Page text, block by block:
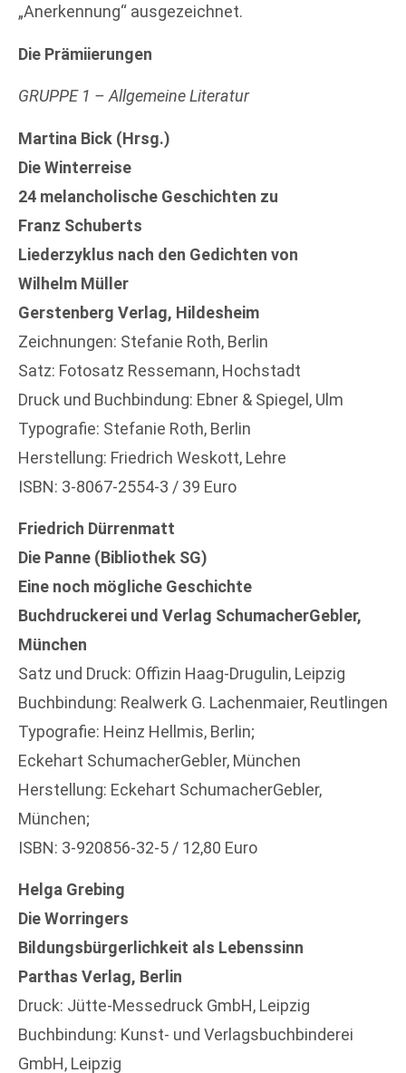
„Anerkennung“ ausgezeichnet.
Die Prämiierungen
GRUPPE 1 – Allgemeine Literatur
Martina Bick (Hrsg.)
Die Winterreise
24 melancholische Geschichten zu
Franz Schuberts
Liederzyklus nach den Gedichten von
Wilhelm Müller
Gerstenberg Verlag, Hildesheim
Zeichnungen: Stefanie Roth, Berlin
Satz: Fotosatz Ressemann, Hochstadt
Druck und Buchbindung: Ebner & Spiegel, Ulm
Typografie: Stefanie Roth, Berlin
Herstellung: Friedrich Weskott, Lehre
ISBN: 3-8067-2554-3 / 39 Euro
Friedrich Dürrenmatt
Die Panne (Bibliothek SG)
Eine noch mögliche Geschichte
Buchdruckerei und Verlag SchumacherGebler,
München
Satz und Druck: Offizin Haag-Drugulin, Leipzig
Buchbindung: Realwerk G. Lachenmaier, Reutlingen
Typografie: Heinz Hellmis, Berlin;
Eckehart SchumacherGebler, München
Herstellung: Eckehart SchumacherGebler,
München;
ISBN: 3-920856-32-5 / 12,80 Euro
Helga Grebing
Die Worringers
Bildungsbürgerlichkeit als Lebenssinn
Parthas Verlag, Berlin
Druck: Jütte-Messedruck GmbH, Leipzig
Buchbindung: Kunst- und Verlagsbuchbinderei
GmbH, Leipzig